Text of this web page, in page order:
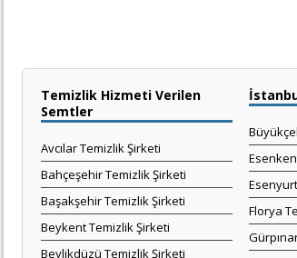
Temizlik Hizmeti Verilen
Semtler
Avcılar Temizlik Şirketi
Bahçeşehir Temizlik Şirketi
Başakşehir Temizlik Şirketi
Beykent Temizlik Şirketi
Beylikdüzü Temizlik Şirketi
Florya